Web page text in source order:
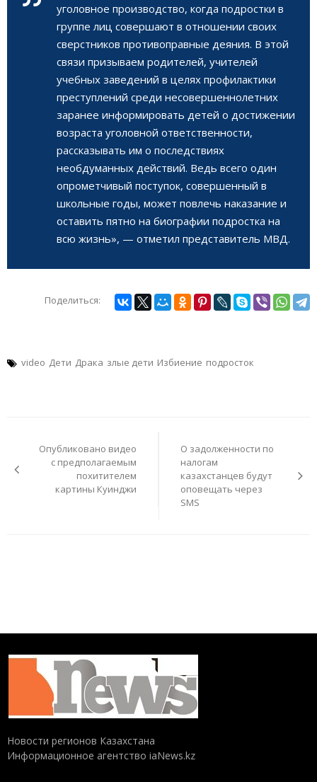
уголовное производство, когда подростки в
группе лиц совершают в отношении своих
сверстников противоправные деяния. В этой
связи призываем родителей, учителей
учебных заведений в целях профилактики
преступлений среди несовершеннолетних
заранее информировать детей о достижении
возраста уголовной ответственности,
рассказывать им о последствиях
необдуманных действий. Ведь всего один
опрометчивый поступок, совершенный в
школьные годы, может повлечь наказание и
оставить пятно на биографии подростка на
всю жизнь», — отметил представитель МВД.
Поделиться:
video Дети Драка злые дети Избиение подросток
записямОпубликовано видео
с предполагаемым
похитителем
картины Куинджи
О задолженности по
налогам
казахстанцев будут
оповещать через
SMS
Новости регионов Казахстана
Информационное агентство iaNews.kz